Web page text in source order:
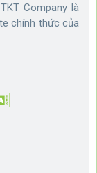
Company là
chính thức của